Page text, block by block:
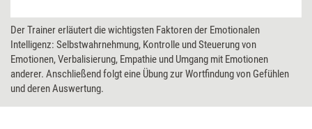
Der Trainer erläutert die wichtigsten Faktoren der Emotionalen
Intelligenz: Selbstwahrnehmung, Kontrolle und Steuerung von
Emotionen, Verbalisierung, Empathie und Umgang mit Emotionen
anderer. Anschließend folgt eine Übung zur Wortfindung von Gefühlen
und deren Auswertung.